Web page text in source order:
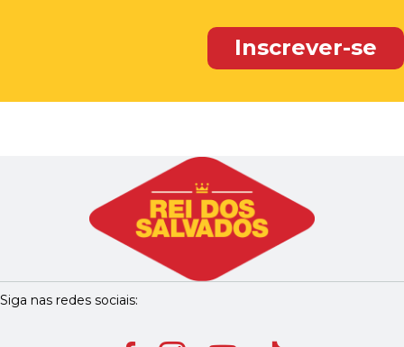
Siga nas redes sociais: